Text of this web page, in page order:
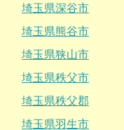
埼玉県深谷市
埼玉県熊谷市
埼玉県狭山市
埼玉県秩父市
埼玉県秩父郡
埼玉県羽生市